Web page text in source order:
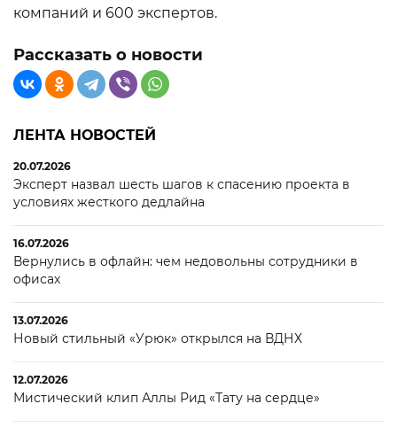
компаний и 600 экспертов.
Рассказать о новости
ЛЕНТА НОВОСТЕЙ
20.07.2026
Эксперт назвал шесть шагов к спасению проекта в
условиях жесткого дедлайна
16.07.2026
Вернулись в офлайн: чем недовольны сотрудники в
офисах
13.07.2026
Новый стильный «Урюк» открылся на ВДНХ
12.07.2026
Мистический клип Аллы Рид «Тату на сердце»